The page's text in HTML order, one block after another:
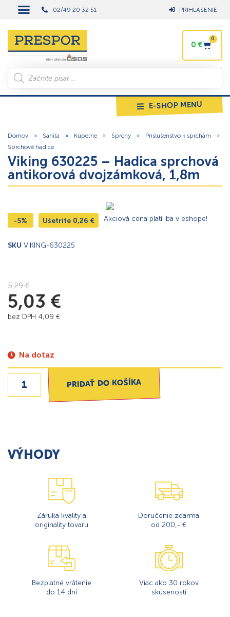
02/49 20 32 51 PRIHLÁSENIE
0 €
0
E-SHOP MENU
Domov » Sanita » Kúpeľne » Sprchy » Príslušenstvo k sprchám
»
Sprchové hadice
Viking 630225 – Hadica sprchová
antikorová dvojzámková, 1,8m
-5% Ušetríte 0,26 € Akciová cena platí iba v eshope!
SKU VIKING-630225
5,29€
5,03 €
bez DPH 4,09 €
Na dotaz
PRIDAŤ DO KOŠÍKA
VÝHODY
Záruka kvality a
originality tovaru
Doručenie zdarma
od 200,- €
Bezplatné vrátenie
do 14 dní
Viac ako 30 rokov
skúseností